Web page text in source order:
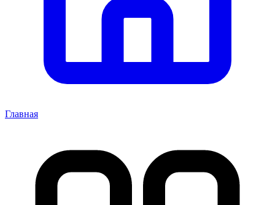
Главная